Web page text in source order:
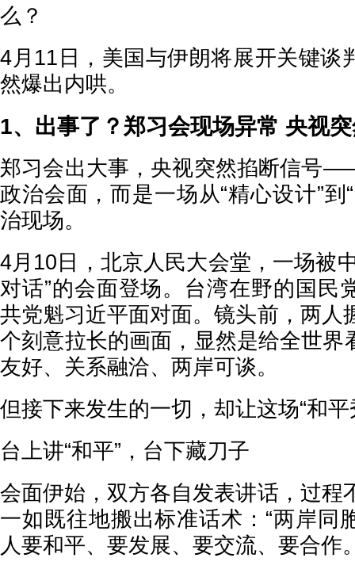
么？
4月11日，美国与伊朗将展开关键谈
然爆出内哄。
1、出事了？郑习会现场异常 央视
郑习会出大事，央视突然掐断信号
政治会面，而是一场从“精心设计”到
治现场。
4月10日，北京人民大会堂，一场被
对话”的会面登场。台湾在野的国民
共党魁习近平面对面。镜头前，两
个刻意拉长的画面，显然是给全世界
友好、关系融洽、两岸可谈。
但接下来发生的一切，却让这场“和平
台上讲“和平”，台下藏刀子
会面伊始，双方各自发表讲话，过程
一如既往地搬出标准话术：“两岸同
人要和平、要发展、要交流、要合作